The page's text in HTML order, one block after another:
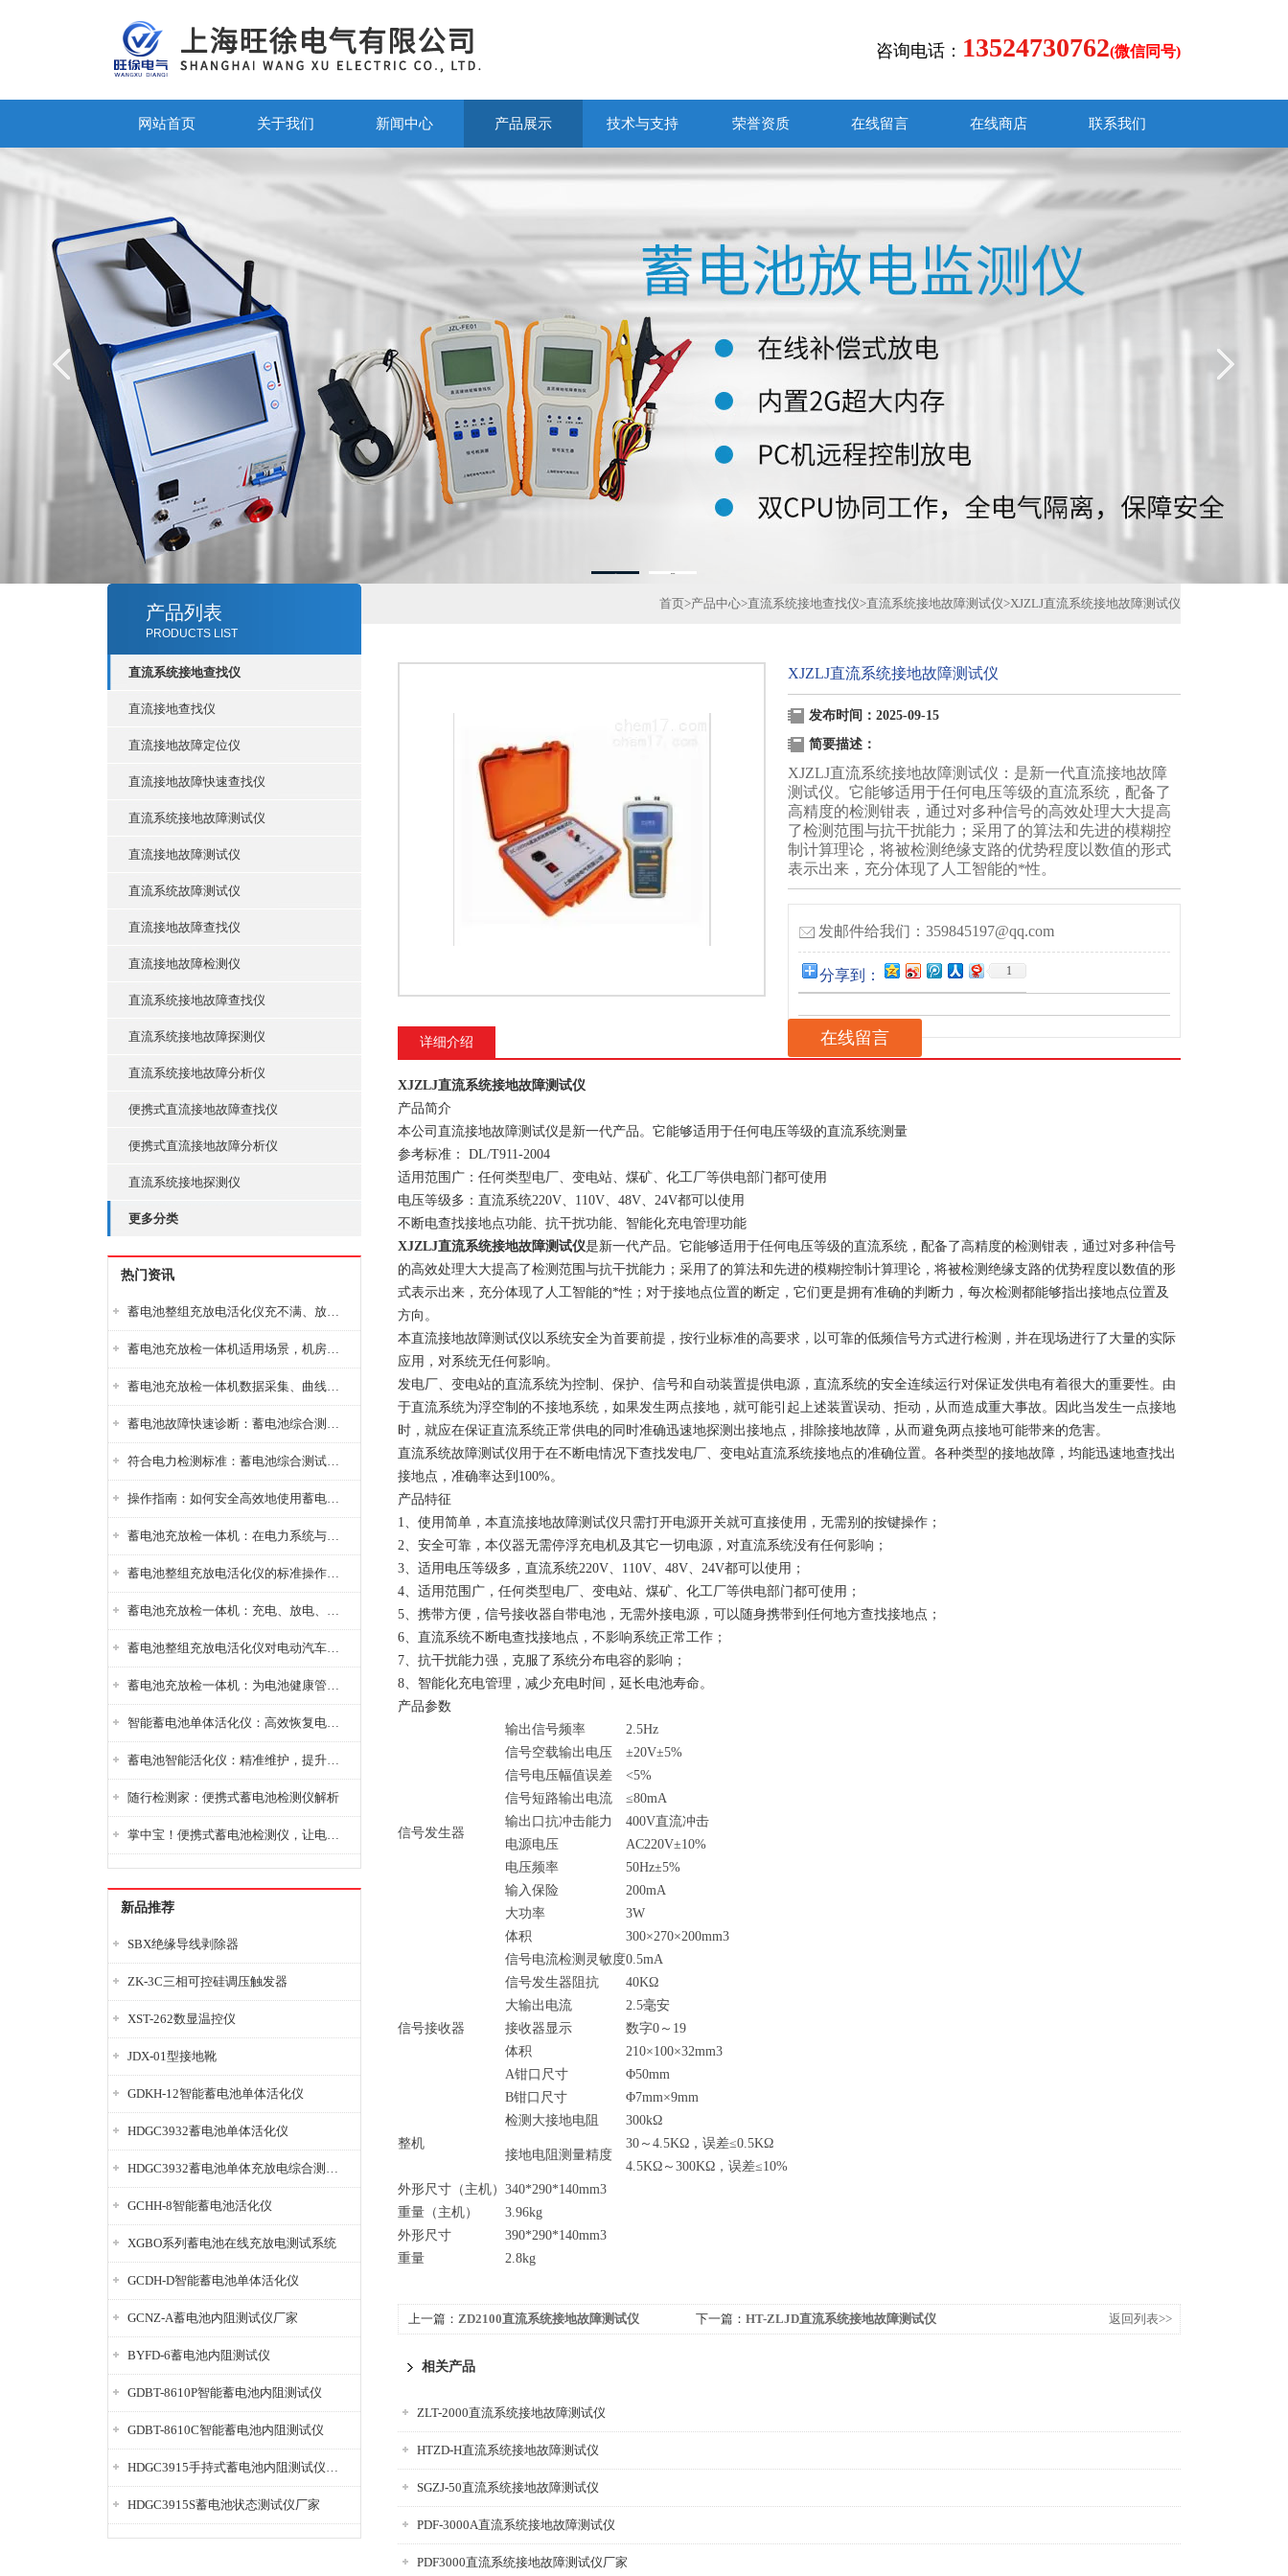
咨询电话： 13524730762(微信同号)
网站首页 关于我们 新闻中心 产品展示 技术与支持 荣誉资质 在线留言 在线商店 联系我们
1 2
产品列表
PRODUCTS LIST
直流系统接地查找仪
直流接地查找仪
直流接地故障定位仪
直流接地故障快速查找仪
直流系统接地故障测试仪
直流接地故障测试仪
直流系统故障测试仪
直流接地故障查找仪
直流接地故障检测仪
直流系统接地故障查找仪
直流系统接地故障探测仪
直流系统接地故障分析仪
便携式直流接地故障查找仪
便携式直流接地故障分析仪
直流系统接地探测仪
更多分类
热门资讯
蓄电池整组充放电活化仪充不满、放不完怎么办？
蓄电池充放检一体机适用场景，机房基站变电站铅酸蓄电池维护检测应用
蓄电池充放检一体机数据采集、曲线分析与电池健康状态智能评估功能详解
蓄电池故障快速诊断：蓄电池综合测试仪判断落后电池的方法与标准
符合电力检测标准：蓄电池综合测试仪测试规范与精度校准方法详解
操作指南：如何安全高效地使用蓄电池智能活化仪？
蓄电池充放检一体机：在电力系统与储能设备中的创新应用，确保蓄电池性能与可靠性
蓄电池整组充放电活化仪的标准操作流程：从接线设置到充放电参数设定的安全规范
蓄电池充放检一体机：充电、放电、检测三功能集成设备
蓄电池整组充放电活化仪对电动汽车电池有帮助吗？
蓄电池充放检一体机：为电池健康管理提供一站式解决方案
智能蓄电池单体活化仪：高效恢复电池性能，延长蓄电池使用寿命
蓄电池智能活化仪：精准维护，提升电池健康状态
随行检测家：便携式蓄电池检测仪解析
掌中宝！便携式蓄电池检测仪，让电池检测变得简单又快捷！
新品推荐
SBX绝缘导线剥除器
ZK-3C三相可控硅调压触发器
XST-262数显温控仪
JDX-01型接地靴
GDKH-12智能蓄电池单体活化仪
HDGC3932蓄电池单体活化仪
HDGC3932蓄电池单体充放电综合测试仪
GCHH-8智能蓄电池活化仪
XGBO系列蓄电池在线充放电测试系统
GCDH-D智能蓄电池单体活化仪
GCNZ-A蓄电池内阻测试仪厂家
BYFD-6蓄电池内阻测试仪
GDBT-8610P智能蓄电池内阻测试仪
GDBT-8610C智能蓄电池内阻测试仪
HDGC3915手持式蓄电池内阻测试仪厂家
HDGC3915S蓄电池状态测试仪厂家
首页>产品中心>直流系统接地查找仪>直流系统接地故障测试仪>XJZLJ直流系统接地故障测试仪
XJZLJ直流系统接地故障测试仪
发布时间：2025-09-15
简要描述：
XJZLJ直流系统接地故障测试仪：是新一代直流接地故障
测试仪。它能够适用于任何电压等级的直流系统，配备了
高精度的检测钳表，通过对多种信号的高效处理大大提高
了检测范围与抗干扰能力；采用了的算法和先进的模糊控
制计算理论，将被检测绝缘支路的优势程度以数值的形式
表示出来，充分体现了人工智能的*性。
发邮件给我们：359845197@qq.com
分享到： 1
在线留言
详细介绍
XJZLJ直流系统接地故障测试仪
产品简介
本公司直流接地故障测试仪是新一代产品。它能够适用于任何电压等级的直流系统测量
参考标准： DL/T911-2004
适用范围广：任何类型电厂、变电站、煤矿、化工厂等供电部门都可使用
电压等级多：直流系统220V、110V、48V、24V都可以使用
不断电查找接地点功能、抗干扰功能、智能化充电管理功能
XJZLJ直流系统接地故障测试仪是新一代产品。它能够适用于任何电压等级的直流系统，配备了高精度的检测钳表，通过对多种信号
的高效处理大大提高了检测范围与抗干扰能力；采用了的算法和先进的模糊控制计算理论，将被检测绝缘支路的优势程度以数值的形
式表示出来，充分体现了人工智能的*性；对于接地点位置的断定，它们更是拥有准确的判断力，每次检测都能够指出接地点位置及
方向。
本直流接地故障测试仪以系统安全为首要前提，按行业标准的高要求，以可靠的低频信号方式进行检测，并在现场进行了大量的实际
应用，对系统无任何影响。
发电厂、变电站的直流系统为控制、保护、信号和自动装置提供电源，直流系统的安全连续运行对保证发供电有着很大的重要性。由
于直流系统为浮空制的不接地系统，如果发生两点接地，就可能引起上述装置误动、拒动，从而造成重大事故。因此当发生一点接地
时，就应在保证直流系统正常供电的同时准确迅速地探测出接地点，排除接地故障，从而避免两点接地可能带来的危害。
直流系统故障测试仪用于在不断电情况下查找发电厂、变电站直流系统接地点的准确位置。各种类型的接地故障，均能迅速地查找出
接地点，准确率达到100%。
产品特征
1、使用简单，本直流接地故障测试仪只需打开电源开关就可直接使用，无需别的按键操作；
2、安全可靠，本仪器无需停浮充电机及其它一切电源，对直流系统没有任何影响；
3、适用电压等级多，直流系统220V、110V、48V、24V都可以使用；
4、适用范围广，任何类型电厂、变电站、煤矿、化工厂等供电部门都可使用；
5、携带方便，信号接收器自带电池，无需外接电源，可以随身携带到任何地方查找接地点；
6、直流系统不断电查找接地点，不影响系统正常工作；
7、抗干扰能力强，克服了系统分布电容的影响；
8、智能化充电管理，减少充电时间，延长电池寿命。
产品参数
信号发生器
输出信号频率
2.5Hz
信号空载输出电压
±20V±5%
信号电压幅值误差
<5%
信号短路输出电流
≤80mA
输出口抗冲击能力
400V直流冲击
电源电压
AC220V±10%
电压频率
50Hz±5%
输入保险
200mA
大功率
3W
体积
300×270×200mm3
信号接收器
信号电流检测灵敏度0.5mA
信号发生器阻抗
40KΩ
大输出电流
2.5毫安
接收器显示
数字0～19
体积
210×100×32mm3
A钳口尺寸
Φ50mm
B钳口尺寸
Φ7mm×9mm
整机
检测大接地电阻 300kΩ
接地电阻测量精度
30～4.5KΩ，误差≤0.5KΩ
4.5KΩ～300KΩ，误差≤10%
外形尺寸（主机） 340*290*140mm3
重量（主机）
3.96kg
外形尺寸
390*290*140mm3
重量
2.8kg
上一篇： ZD2100直流系统接地故障测试仪 下一篇： HT-ZLJD直流系统接地故障测试仪 返回列表>>
相关产品
ZLT-2000直流系统接地故障测试仪
HTZD-H直流系统接地故障测试仪
SGZJ-50直流系统接地故障测试仪
PDF-3000A直流系统接地故障测试仪
PDF3000直流系统接地故障测试仪厂家